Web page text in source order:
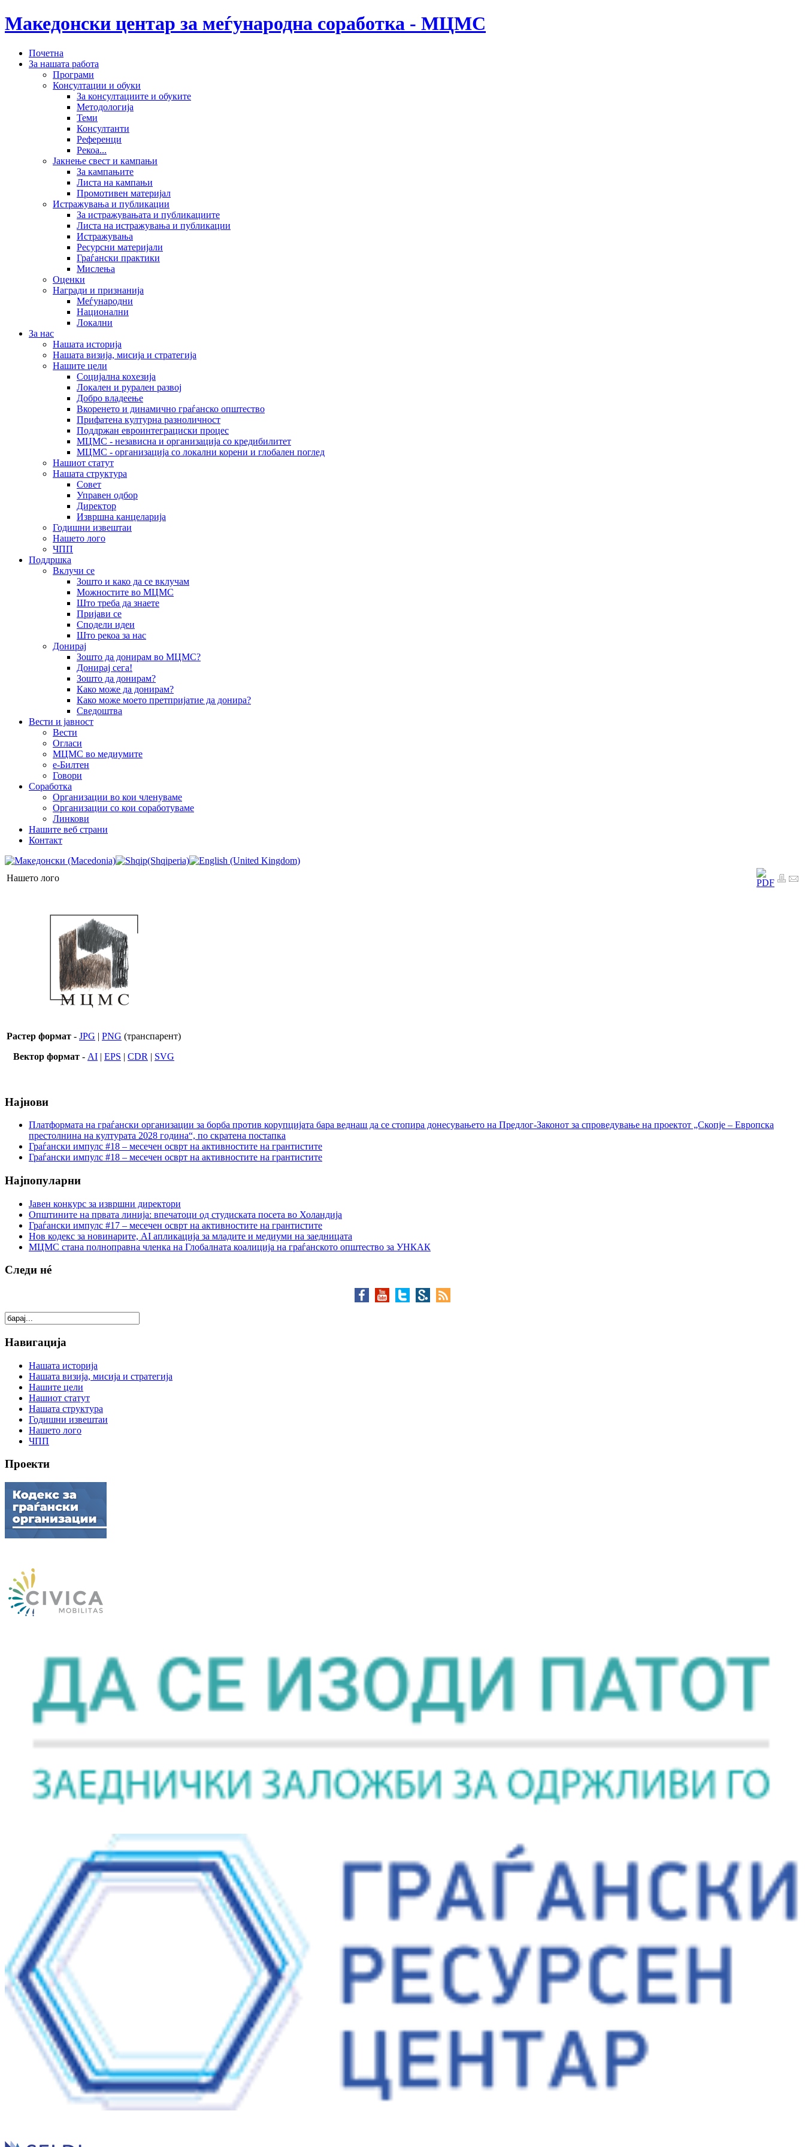
Македонски центар за меѓународна соработка - МЦМС
Почетна
За нашата работа
Програми
Консултации и обуки
За консултациите и обуките
Методологија
Теми
Консултанти
Референци
Рекоа...
Јакнење свест и кампањи
За кампањите
Листа на кампањи
Промотивен материјал
Истражувања и публикации
За истражувањата и публикациите
Листа на истражувања и публикации
Истражувања
Ресурсни материјали
Граѓански практики
Мислења
Оценки
Награди и признанија
Меѓународни
Национални
Локални
За нас
Нашата историја
Нашата визија, мисија и стратегија
Нашите цели
Социјална кохезија
Локален и рурален развој
Добро владеење
Вкоренето и динамично граѓанско општество
Прифатена културна разноличност
Поддржан евроинтеграциски процес
МЦМС - независна и организација со кредибилитет
МЦМС - организација со локални корени и глобален поглед
Нашиот статут
Нашата структура
Совет
Управен одбор
Директор
Извршна канцеларија
Годишни извештаи
Нашето лого
ЧПП
Поддршка
Вклучи се
Зошто и како да се вклучам
Можностите во МЦМС
Што треба да знаете
Пријави се
Сподели идеи
Што рекоа за нас
Донирај
Зошто да донирам во МЦМС?
Донирај сега!
Зошто да донирам?
Како може да донирам?
Како може моето претпријатие да донира?
Сведоштва
Вести и јавност
Вести
Огласи
МЦМС во медиумите
е-Билтен
Говори
Соработка
Организации во кои членуваме
Организации со кои соработуваме
Линкови
Нашите веб страни
Контакт
Нашето лого
Растер формат - JPG | PNG (транспарент)
Вектор формат - AI | EPS | CDR | SVG
Најнови
Платформата на граѓански организации за борба против корупцијата бара веднаш да се стопира донесувањето на Предлог-Законот за спроведување на проектот „Скопје – Европска
престолнина на културата 2028 година“, по скратена постапка
Граѓански импулс #18 – месечен осврт на активностите на грантистите
Граѓански импулс #18 – месечен осврт на активностите на грантистите
Најпопуларни
Јавен конкурс за извршни директори
Општините на првата линија: впечатоци од студиската посета во Холандија
Граѓански импулс #17 – месечен осврт на активностите на грантистите
Нов кодекс за новинарите, AI апликација за младите и медиуми на заедницата
МЦМС стана полноправна членка на Глобалната коалиција на граѓанското општество за УНКАК
Следи нé
Навигација
Нашата историја
Нашата визија, мисија и стратегија
Нашите цели
Нашиот статут
Нашата структура
Годишни извештаи
Нашето лого
ЧПП
Проекти